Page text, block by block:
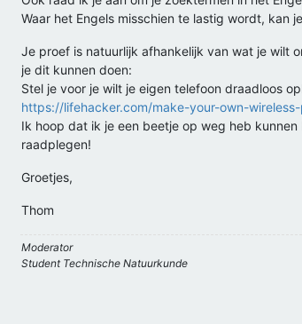
Waar het Engels misschien te lastig wordt, kan
Je proef is natuurlijk afhankelijk van wat je wilt
je dit kunnen doen:
Stel je voor je wilt je eigen telefoon draadloos
https://lifehacker.com/make-your-own-
Ik hoop dat ik je een beetje op weg heb
raadplegen!
Groetjes,
Thom
Moderator
Student Technische Natuurkunde